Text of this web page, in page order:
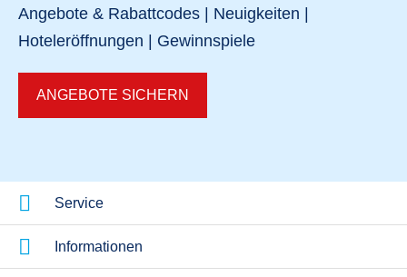
Angebote & Rabattcodes | Neuigkeiten |
Hoteleröffnungen | Gewinnspiele
ANGEBOTE SICHERN
Service
Informationen